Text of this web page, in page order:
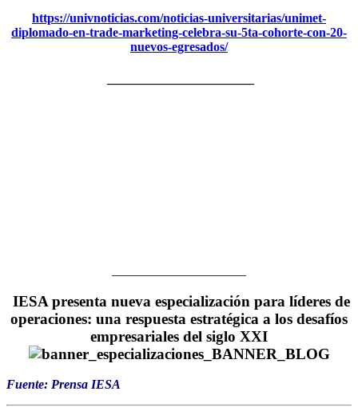
https://univnoticias.com/noticias-universitarias/unimet-
diplomado-en-trade-marketing-celebra-su-5ta-cohorte-con-20-
nuevos-egresados/
IESA presenta nueva especialización para líderes de
operaciones: una respuesta estratégica a los desafíos
empresariales del siglo XXI
Fuente: Prensa IESA